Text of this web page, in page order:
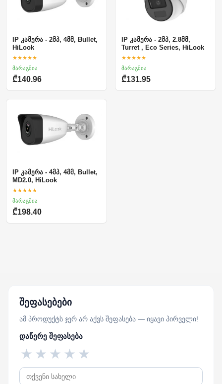
IP კამერა - 2მპ, 4მმ, Bullet,
HiLook
★★★★★
მარაგშია
₾140.96
IP კამერა - 2მპ, 2.8მმ,
Turret , Eco Series, HiLook
★★★★★
მარაგშია
₾131.95
IP კამერა - 4მპ, 4მმ, Bullet,
MD2.0, HiLook
★★★★★
მარაგშია
₾198.40
შეფასებები
ამ პროდუქტს ჯერ არ აქვს შეფასება — იყავი პირველი!
დაწერე შეფასება
★
★
★
★
★